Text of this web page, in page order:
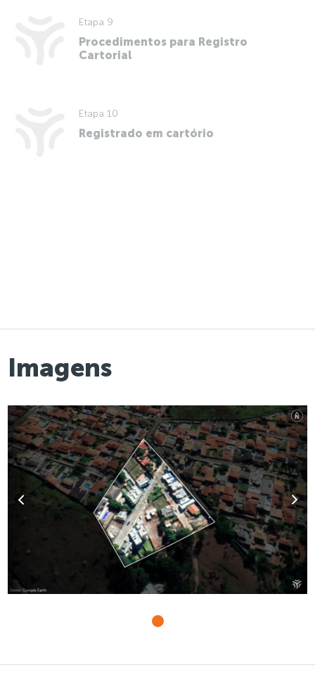
Etapa 9
Procedimentos para Registro
Cartorial
Etapa 10
Registrado em cartório
Imagens